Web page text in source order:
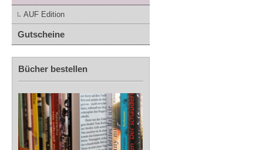
AUF Edition
Gutscheine
Bücher bestellen